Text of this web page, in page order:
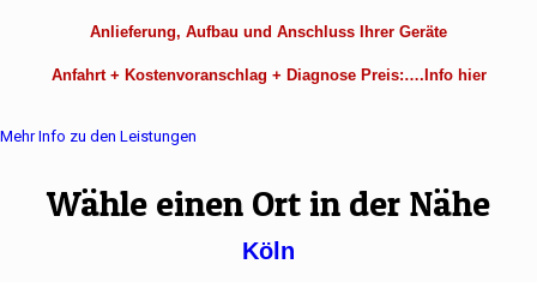
Anlieferung, Aufbau und Anschluss Ihrer Geräte
Anfahrt + Kostenvoranschlag + Diagnose Preis:….Info hier
Mehr Info zu den Leistungen
Wähle einen Ort in der Nähe
Köln